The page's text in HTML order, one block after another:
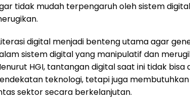
tidak mudah terpengaruh oleh sistem
digital menjadi benteng utama agar
sistem digital yang manipulatif dan
HGI, tantangan digital saat ini tidak bisa
teknologi, tetapi juga
sektor secara berkelanjutan.